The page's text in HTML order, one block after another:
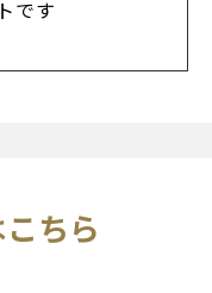
です
ちら